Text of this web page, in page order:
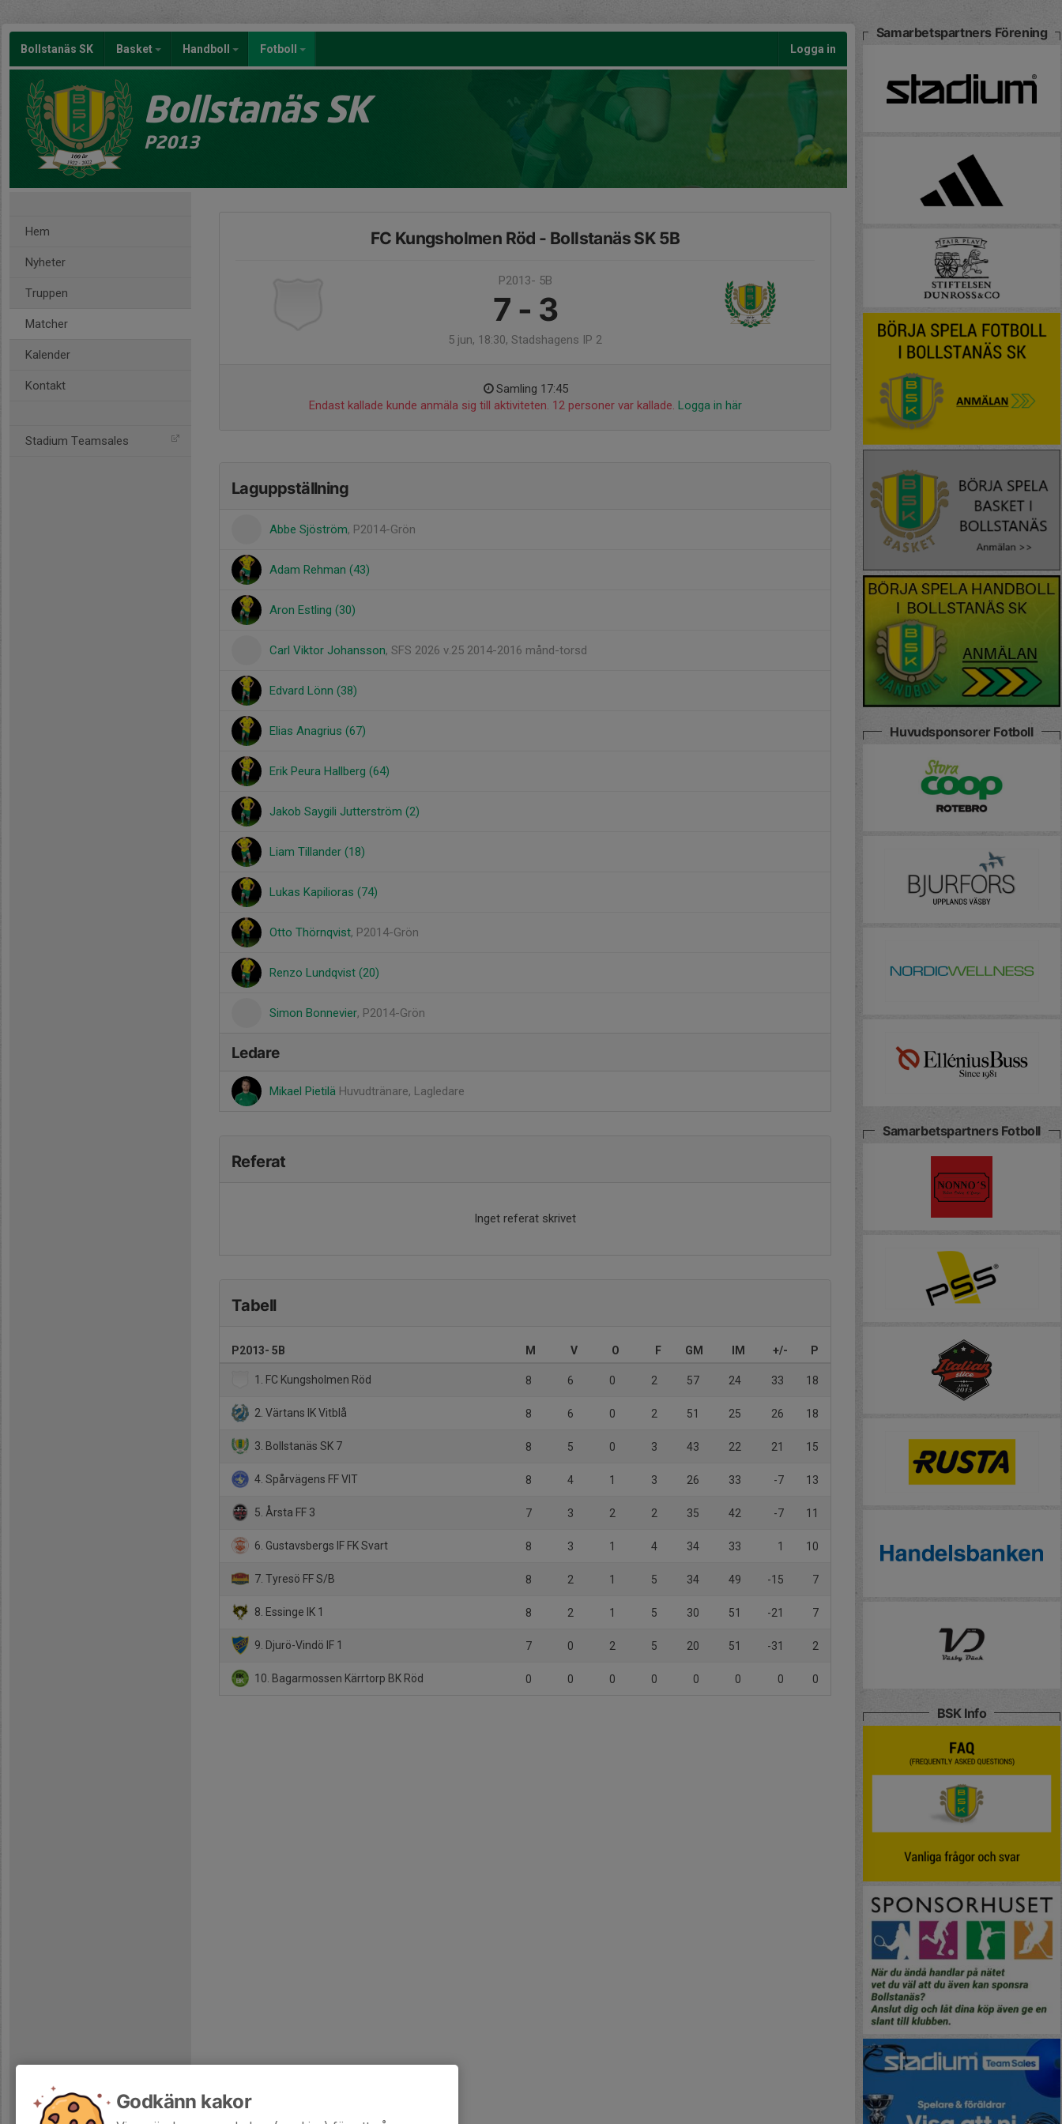
Bollstanäs SK Basket Handboll Fotboll Logga in
Bollstanäs SK
P2013
Hem
Nyheter
Truppen
Matcher
Kalender
Kontakt
Stadium Teamsales
FC Kungsholmen Röd - Bollstanäs SK 5B
P2013- 5B
7 - 3
5 jun, 18:30, Stadshagens IP 2
Samling 17:45
Endast kallade kunde anmäla sig till aktiviteten. 12 personer var kallade. Logga in här
Laguppställning
Abbe Sjöström, P2014-Grön
Adam Rehman (43)
Aron Estling (30)
Carl Viktor Johansson, SFS 2026 v.25 2014-2016 månd-torsd
Edvard Lönn (38)
Elias Anagrius (67)
Erik Peura Hallberg (64)
Jakob Saygili Jutterström (2)
Liam Tillander (18)
Lukas Kapilioras (74)
Otto Thörnqvist, P2014-Grön
Renzo Lundqvist (20)
Simon Bonnevier, P2014-Grön
Ledare
Mikael Pietilä Huvudtränare, Lagledare
Referat
Inget referat skrivet
Tabell
P2013- 5B M V O F GM IM +/- P
1. FC Kungsholmen Röd 8 6 0 2 57 24 33 18
2. Värtans IK Vitblå 8 6 0 2 51 25 26 18
3. Bollstanäs SK 7 8 5 0 3 43 22 21 15
4. Spårvägens FF VIT 8 4 1 3 26 33 -7 13
5. Årsta FF 3 7 3 2 2 35 42 -7 11
6. Gustavsbergs IF FK Svart 8 3 1 4 34 33 1 10
7. Tyresö FF S/B 8 2 1 5 34 49 -15 7
8. Essinge IK 1 8 2 1 5 30 51 -21 7
9. Djurö-Vindö IF 1 7 0 2 5 20 51 -31 2
10. Bagarmossen Kärrtorp BK Röd 0 0 0 0 0 0 0 0
Samarbetspartners Förening
Huvudsponsorer Fotboll
Samarbetspartners Fotboll
BSK Info
Godkänn kakor